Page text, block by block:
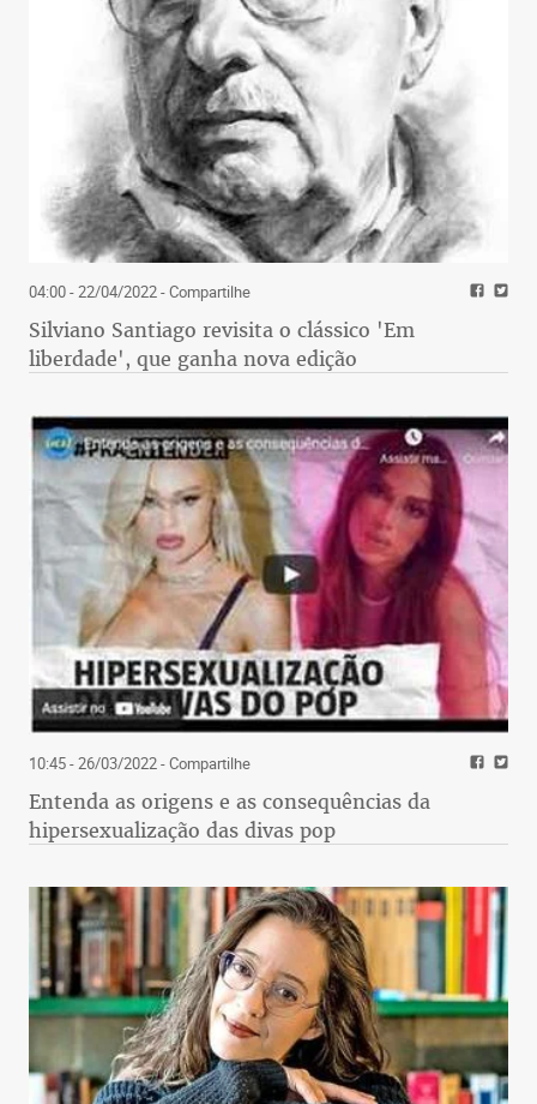
04:00 - 22/04/2022- Compartilhe
Silviano Santiago revisita o clássico 'Em
liberdade', que ganha nova edição
10:45 - 26/03/2022- Compartilhe
Entenda as origens e as consequências da
hipersexualização das divas pop